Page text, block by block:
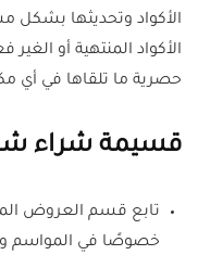
الأكواد وتحديثها بشكل
الأكواد المنتهية أو
حصرية ما تلقاها في أي
قسيمة شراء
تابع قسم العروض
خصوصًا في المواسم